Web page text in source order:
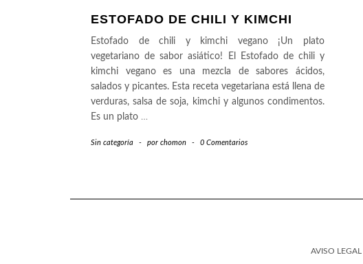
ESTOFADO DE CHILI Y KIMCHI
Estofado de chili y kimchi vegano ¡Un plato
vegetariano de sabor asiático! El Estofado de chili y
kimchi vegano es una mezcla de sabores ácidos,
salados y picantes. Esta receta vegetariana está llena de
verduras, salsa de soja, kimchi y algunos condimentos.
Es un plato …
Sin categoría - por chomon - 0 Comentarios
AVISO LEGAL